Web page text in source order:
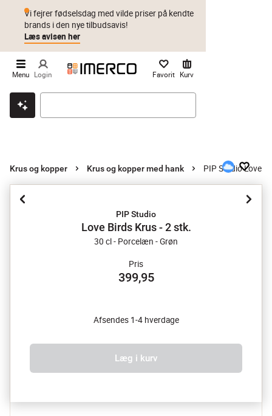
Klik & hent Byt i 1 år Prismatch
Vi fejrer fødselsdag med vilde priser på kendte
brands i den nye tilbudsavis!
Læs avisen her
Menu Login Favorit Kurv
Krus og kopper Krus og kopper med hank PIP Studio Love
PIP Studio
Love Birds Krus - 2 stk.
30 cl - Porcelæn - Grøn
Pris
399,95
Afsendes 1-4 hverdage
Læg i kurv